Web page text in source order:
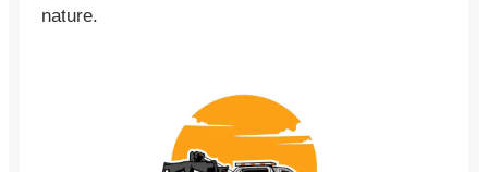
nature.